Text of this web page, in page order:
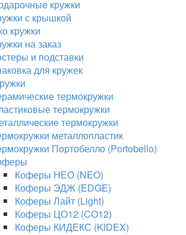
кружки
с крышкой
кружки
на заказ
и подставки
для кружек
термокружки
термокружки
термокружки
металлопластик
Портобелло (Portobello)
Коферы НЕО (NEO)
Коферы ЭДЖ (EDGE)
Коферы Лайт (Light)
Коферы ЦО12 (CO12)
Коферы КИДЕКС (KIDEX)